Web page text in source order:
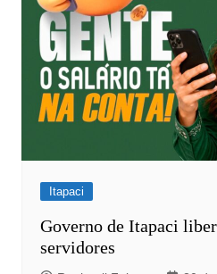
Itapaci
Governo de Itapaci
servidores